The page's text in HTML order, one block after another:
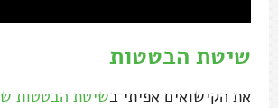
שיטת הבטטות
את הקישואים אפיתי בשיטת הבטטות